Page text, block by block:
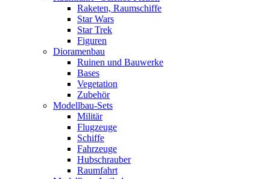
Raketen, Raumschiffe
Star Wars
Star Trek
Figuren
Dioramenbau
Ruinen und Bauwerke
Bases
Vegetation
Zubehör
Modellbau-Sets
Militär
Flugzeuge
Schiffe
Fahrzeuge
Hubschrauber
Raumfahrt